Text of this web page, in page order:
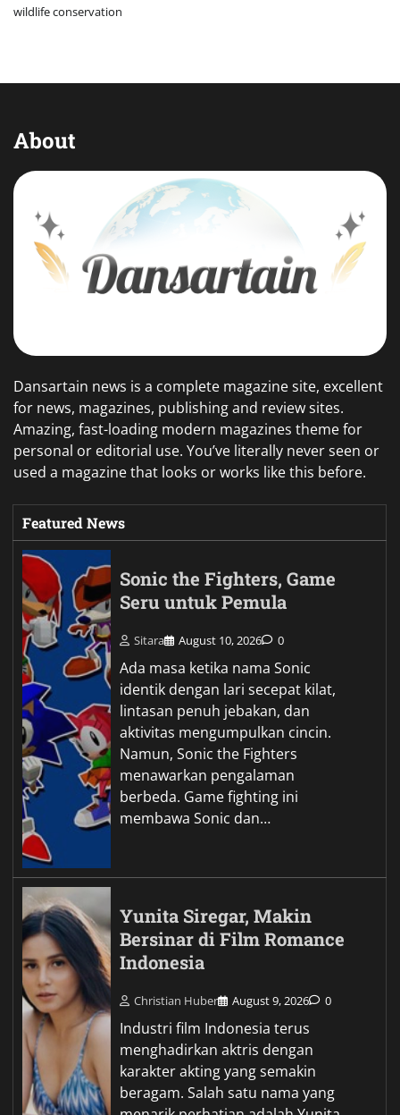
wildlife conservation
About
Dansartain news is a complete magazine site, excellent
for news, magazines, publishing and review sites.
Amazing, fast-loading modern magazines theme for
personal or editorial use. You’ve literally never seen or
used a magazine that looks or works like this before.
Featured News
Sonic the Fighters, Game
Seru untuk Pemula
Sitara August 10, 2026 0
Ada masa ketika nama Sonic
identik dengan lari secepat kilat,
lintasan penuh jebakan, dan
aktivitas mengumpulkan cincin.
Namun, Sonic the Fighters
menawarkan pengalaman
berbeda. Game fighting ini
membawa Sonic dan…
Yunita Siregar, Makin
Bersinar di Film Romance
Indonesia
Christian Huber August 9, 2026 0
Industri film Indonesia terus
menghadirkan aktris dengan
karakter akting yang semakin
beragam. Salah satu nama yang